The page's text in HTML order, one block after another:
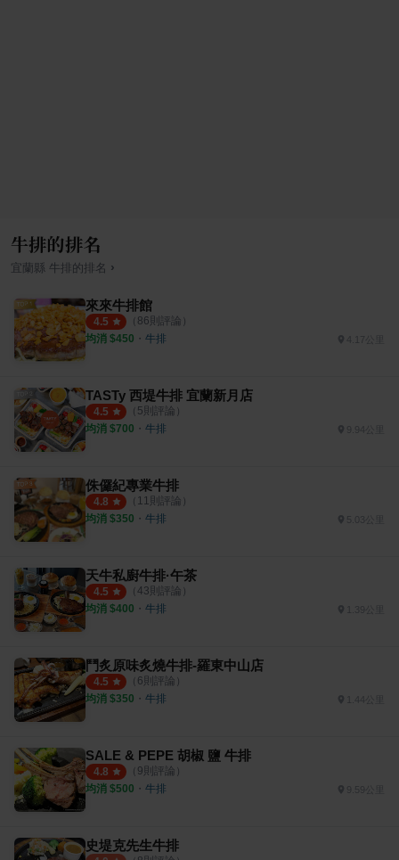
牛排的排名
宜蘭縣 牛排 的排名 ›
來來牛排館
4.5 （ 86則評論）
均消 $450 ・ 牛排 4.17公里
TASTy 西堤牛排 宜蘭新月店
4.5 （ 5則評論）
均消 $700 ・ 牛排 9.94公里
侏儸紀專業牛排
4.8 （ 11則評論）
均消 $350 ・ 牛排 5.03公里
天牛私廚牛排·午茶
4.5 （ 43則評論）
均消 $400 ・ 牛排
鬥炙原味炙燒牛排-羅東中山店
4.5 （ 6則評論）
均消 $350 ・ 牛排 1.44公里
SALE & PEPE 胡椒 鹽 牛排
4.8 （ 9則評論）
均消 $500 ・ 牛排 9.59公里
史堤克先生牛排